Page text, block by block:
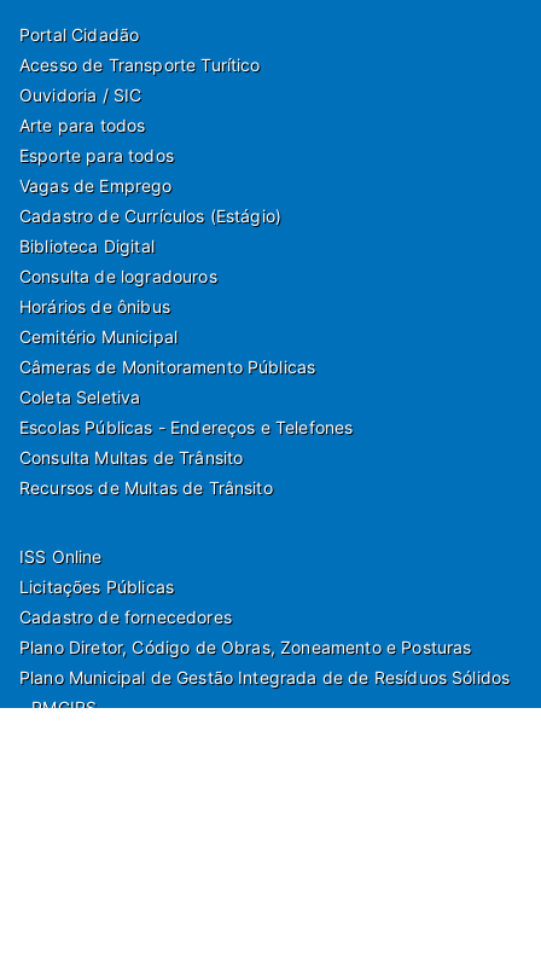
Portal Cidadão
Acesso de Transporte Turítico
Ouvidoria / SIC
Arte para todos
Esporte para todos
Vagas de Emprego
Cadastro de Currículos (Estágio)
Biblioteca Digital
Consulta de logradouros
Horários de ônibus
Cemitério Municipal
Câmeras de Monitoramento Públicas
Coleta Seletiva
Escolas Públicas - Endereços e Telefones
Consulta Multas de Trânsito
Recursos de Multas de Trânsito
ISS Online
Licitações Públicas
Cadastro de fornecedores
Plano Diretor, Código de Obras, Zoneamento e Posturas
Plano Municipal de Gestão Integrada de de Resíduos Sólidos
- PMGIRS